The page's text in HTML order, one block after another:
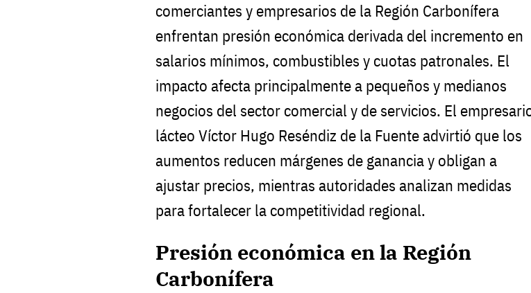
comerciantes y empresarios de la Región Carbonífera
enfrentan presión económica derivada del incremento en
salarios mínimos, combustibles y cuotas patronales. El
impacto afecta principalmente a pequeños y medianos
negocios del sector comercial y de servicios. El
lácteo Víctor Hugo Reséndiz de la Fuente advirtió que los
aumentos reducen márgenes de ganancia y obligan a
ajustar precios, mientras autoridades analizan medidas
para fortalecer la competitividad regional.
Presión económica en la Región
Carbonífera